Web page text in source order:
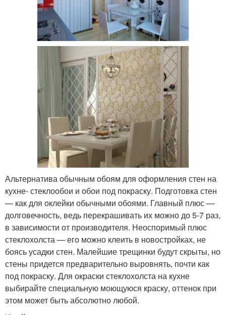
Альтернатива обычным обоям для оформления стен на
кухне- стеклообои и обои под покраску. Подготовка стен
— как для оклейки обычными обоями. Главный плюс —
долговечность, ведь перекрашивать их можно до 5-7 раз,
в зависимости от производителя. Неоспоримый плюс
стеклохолста — его можно клеить в новостройках, не
боясь усадки стен. Малейшие трещинки будут скрыты, но
стены придется предварительно выровнять, почти как
под покраску. Для окраски стеклохолста на кухне
выбирайте специальную моющуюся краску, оттенок при
этом может быть абсолютно любой.